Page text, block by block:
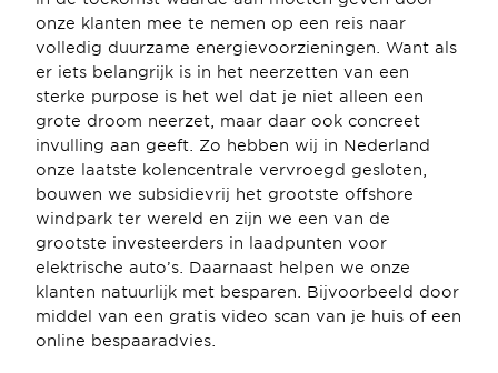
onze klanten mee te nemen op een reis naar
volledig duurzame energievoorzieningen. Want als
er iets belangrijk is in het neerzetten van een
sterke purpose is het wel dat je niet alleen een
grote droom neerzet, maar daar ook concreet
invulling aan geeft. Zo hebben wij in Nederland
onze laatste kolencentrale vervroegd gesloten,
bouwen we subsidievrij het grootste offshore
windpark ter wereld en zijn we een van de
grootste investeerders in laadpunten voor
elektrische auto’s. Daarnaast helpen we onze
klanten natuurlijk met besparen. Bijvoorbeeld door
middel van een gratis video scan van je huis of een
online bespaaradvies.